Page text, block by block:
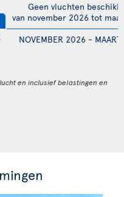
NOVEMBER 2026 -
Geen vluchten
van november 2026 tot
en inclusief belastingen en